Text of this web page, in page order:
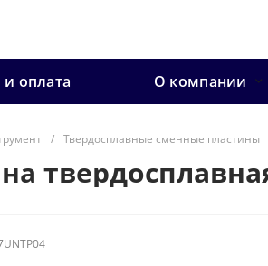
оплата О компании
/ Твердосплавные сменные пластины